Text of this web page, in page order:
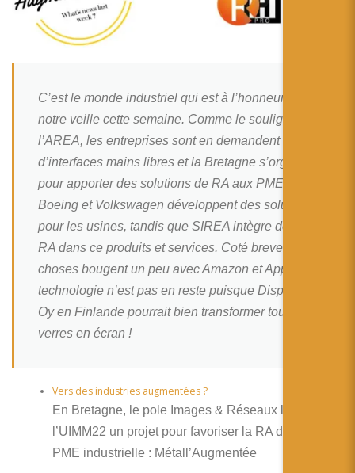
C’est le monde industriel qui est à l’honneur dans
notre veille cette semaine. Comme le souligne
l’AREA, les entreprises sont en demandent
d’interfaces mains libres et la Bretagne s’organise
pour apporter des solutions de RA aux PME.
Boeing et Volkswagen développent des solutions
pour les usines, tandis que SIREA intègre de la
RA dans ce produits et services. Coté brevet, les
choses bougent un peu avec Amazon et Apple. La
technologie n’est pas en reste puisque Dispelix
Oy en Finlande pourrait bien transformer tous les
verres en écran !
Vers des industries augmentées ?
En Bretagne, le pole Images & Réseaux lance avec
l’UIMM22 un projet pour favoriser la RA dans les
PME industrielle : Métall’Augmentée